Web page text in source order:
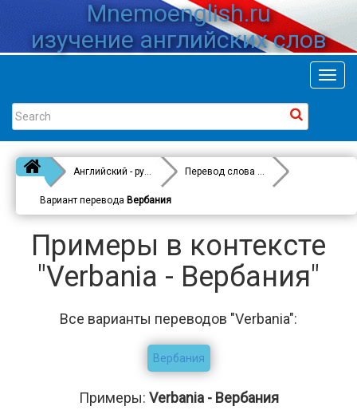
Mnemoenglish.ru
изучение английских слов
Английский - русский Перевод слова
Verbania
Вариант перевода Вербания
Примеры в контексте
"Verbania - Вербания"
Все варианты переводов "Verbania":
Вербания
Примеры: Verbania - Вербания